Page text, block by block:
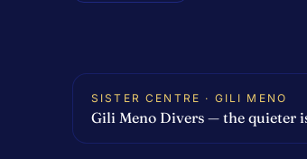
SISTER CENTRE · GILI MENO
Gili Meno Divers — the quieter